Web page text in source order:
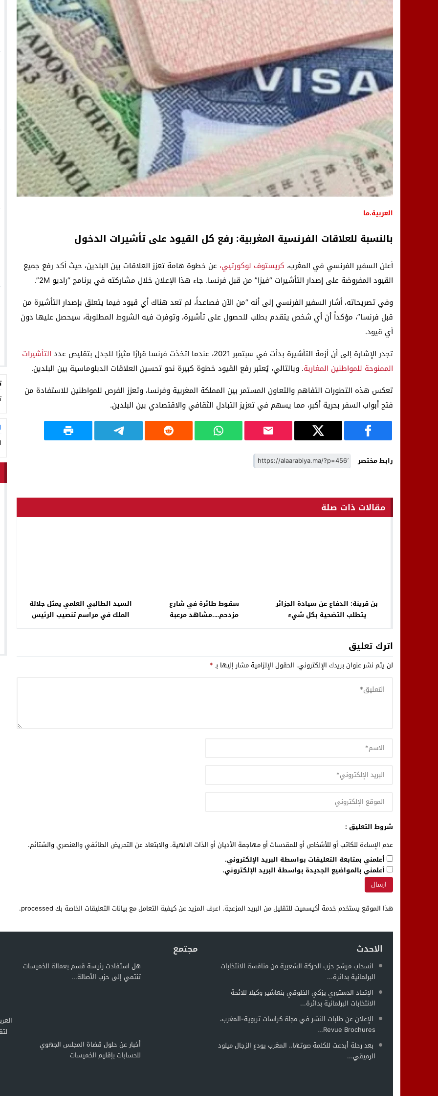
14:25 “العربية.ما” تنشر أخبار تيفلت وأصداء الأحداث فيها بصيغة أخرى 10:29 الجيش الملكي ينتفض ضد تعيين “ندالا”
18:23 طاطا: “اعتداء” على حقوقي يشعل غضب الجمعيات وملف “ماء القصبة” يفجّر الأوضاع
13:35 عقول الغد تصنع المستقبل: مسابقة “Robot Innov” بمراكش تؤسس لجيل الابتكار والتكنولوجيا
العربية.ما
بالنسبة للعلاقات الفرنسية المغربية: رفع كل القيود على تأشيرات الدخول
أعلن السفير الفرنسي في المغرب، كريستوف لوكورتيي، عن خطوة هامة تعزز العلاقات بين البلدين، حيث أكد رفع جميع
القيود المفروضة على إصدار التأشيرات “فيزا” من قبل فرنسا. جاء هذا الإعلان خلال مشاركته في برنامج “راديو 2M”.
وفي تصريحاته، أشار السفير الفرنسي إلى أنه “من الآن فصاعداً، لم تعد هناك أي قيود فيما يتعلق بإصدار التأشيرة من
قبل فرنسا”، مؤكداً أن أي شخص يتقدم بطلب للحصول على تأشيرة، وتوفرت فيه الشروط المطلوبة، سيحصل عليها دون
أي قيود.
تجدر الإشارة إلى أن أزمة التأشيرة بدأت في سبتمبر 2021، عندما اتخذت فرنسا قرارًا مثيرًا للجدل بتقليص عدد
التأشيرات
الممنوحة للمواطنين المغاربة. وبالتالي، يُعتبر رفع القيود خطوة كبيرة نحو تحسين العلاقات الدبلوماسية بين البلدين.
تعكس هذه التطورات التفاهم والتعاون المستمر بين المملكة المغربية وفرنسا، وتعزز الفرص للمواطنين للاستفادة من
فتح أبواب السفر بحرية أكبر، مما يسهم في تعزيز التبادل الثقافي والاقتصادي بين البلدين.
رابط مختصر
مقالات ذات صلة
بن قرينة: الدفاع عن سيادة الجزائر
يتطلب التضحية بكل شيء
سقوط طائرة في شارع
مزدحم….مشاهد مرعبة
السيد الطالبي العلمي يمثل جلالة
الملك في مراسم تنصيب الرئيس
اترك تعليق
لن يتم نشر عنوان بريدك الإلكتروني. الحقول الإلزامية مشار إليها بـ*
شروط التعليق :
عدم الإساءة للكاتب أو للأشخاص أو للمقدسات أو مهاجمة الأديان أو الذات الالهية. والابتعاد عن التحريض الطائفي والعنصري والشتائم.
أعلمني بمتابعة التعليقات بواسطة البريد الإلكتروني.
أعلمني بالمواضيع الجديدة بواسطة البريد الإلكتروني.
هذا الموقع يستخدم خدمة أكيسميت للتقليل من البريد المزعجة. اعرف المزيد عن كيفية التعامل مع بيانات التعليقات الخاصة بك processed .
الاحدث
انسحاب مرشح حزب الحركة الشعبية من منافسة الانتخابات
البرلمانية بدائرة...
الإتحاد الدستوري يزكي الخلوقي بنعاشير وكيلا للائحة
الانتخابات البرلمانية بدائرة...
الإعلان عن طلبات النشر في مجلة كراسات تربوية-المغرب،
Revue Brochures...
بعد رحلة أبدعت للكلمة صوتها.. المغرب يودع الزجال ميلود
الرميقي...
مجتمع
هل استفادت رئيسة قسم بعمالة الخميسات
تنتمي إلى حزب الأصالة...
أخبار عن حلول قضاة المجلس الجهوي
للحسابات بإقليم الخميسات